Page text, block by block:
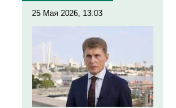
25 Мая 2026, 13:03